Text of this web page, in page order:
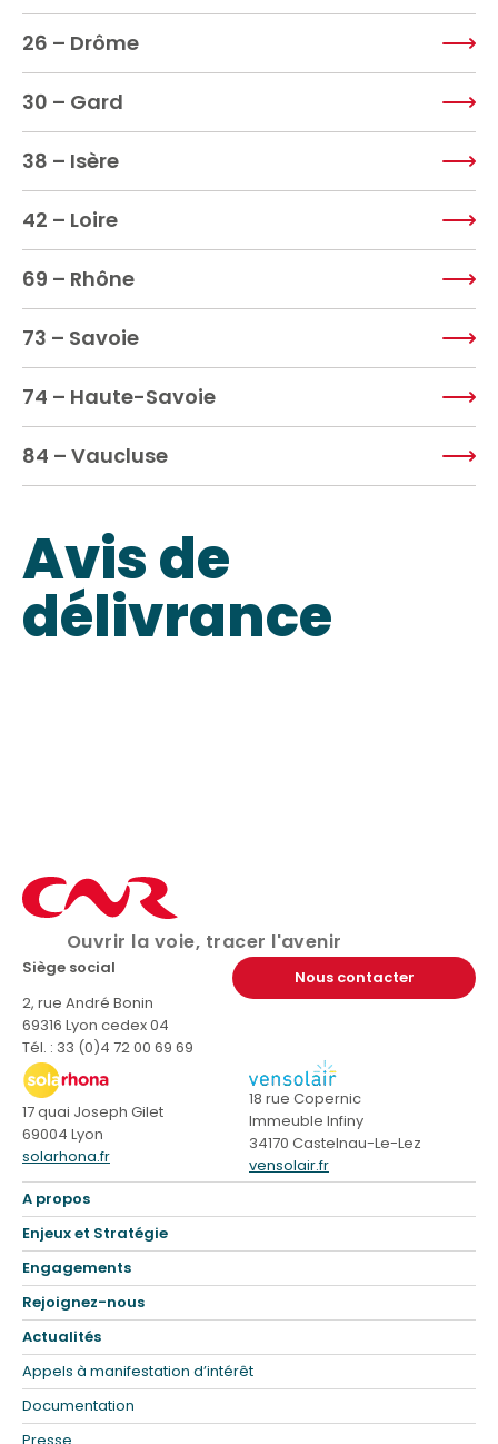
26 – Drôme
30 – Gard
38 – Isère
42 – Loire
69 – Rhône
73 – Savoie
74 – Haute-Savoie
84 – Vaucluse
Avis de
délivrance
Délégations territoriales
Ouvrir la voie, tracer l'avenir
Siège social
2, rue André Bonin
69316 Lyon cedex 04
Tél. : 33 (0)4 72 00 69 69
Nous contacter
17 quai Joseph Gilet
69004 Lyon
solarhona.fr
18 rue Copernic
Immeuble Infiny
34170 Castelnau-Le-Lez
vensolair.fr
A propos
Enjeux et Stratégie
Engagements
Rejoignez-nous
Actualités
Appels à manifestation d’intérêt
Documentation